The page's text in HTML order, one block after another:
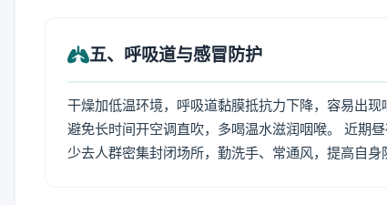
五、呼吸道与感冒防护
干燥加低温环境，呼吸道黏膜抵抗力下降，容易出
避免长时间开空调直吹，多喝温水滋润咽喉。 近期
少去人群密集封闭场所，勤洗手、常通风，提高自身